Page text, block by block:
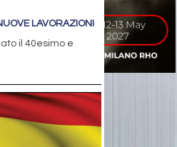
LAVORAZIONI
il 40esimo e